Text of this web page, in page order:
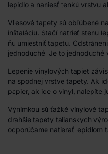
lepidlo a naniesť tenkú vrstvu
Vliesové tapety sú obľúbené
inštaláciu. Stačí natrieť stenu
ňu umiestniť tapetu.
jednoduché. Je to jednoduché
Lepenie vinylových tapiet
na spodnej vrstve tapety. Ak
papier, ak ide o vinyl, nalepíte
Výnimkou sú ťažké vinylové
drahšie tapety talianskych
odporúčame natierať lepidlom